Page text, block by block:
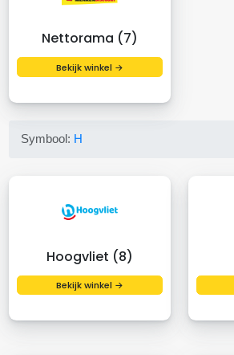
Nettorama (7)
Bekijk winkel →
Symbool: H
Hoogvliet (8)
Bekijk winkel →